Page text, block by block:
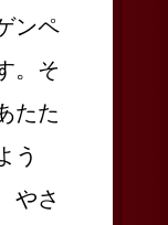
ンペ
。そ
たた
う
やさ